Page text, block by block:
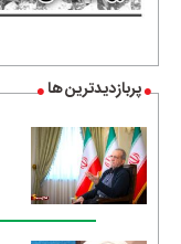
پربازدیدترین ها